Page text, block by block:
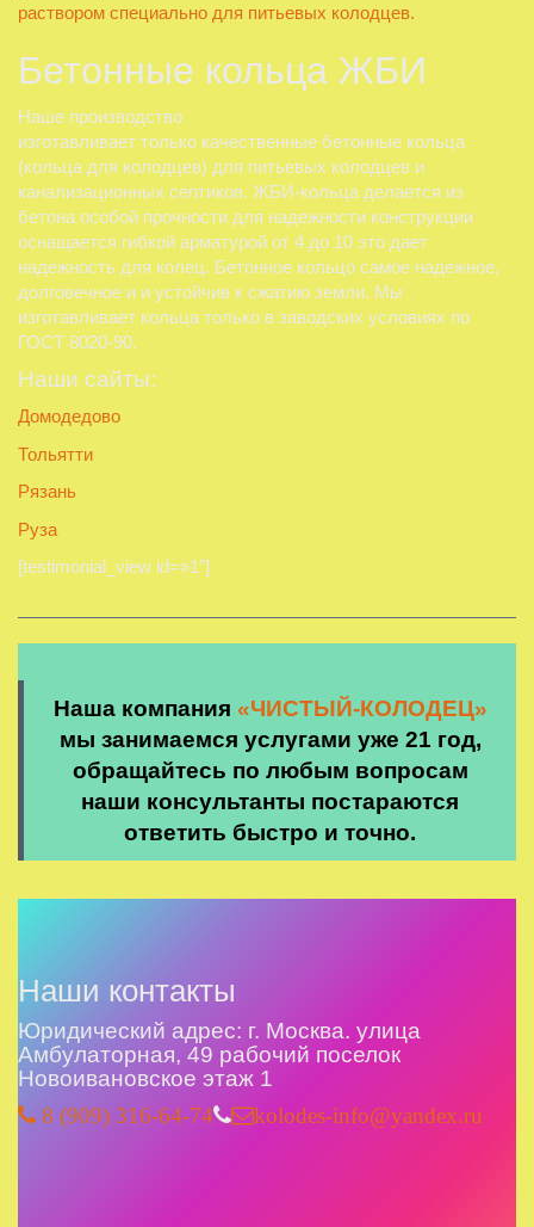
раствором специально для питьевых колодцев.
Бетонные кольца ЖБИ
Наше производство
изготавливает только качественные бетонные кольца
(кольца для колодцев) для питьевых колодцев и
канализационных септиков. ЖБИ-кольца делается из
бетона особой прочности для надежности конструкции
оснащается гибкой арматурой от 4 до 10 это дает
надежность для колец. Бетонное кольцо самое надежное,
долговечное и и устойчив к сжатию земли. Мы
изготавливает кольца только в заводских условиях по
ГОСТ 8020-90.
Наши сайты:
Домодедово
Тольятти
Рязань
Руза
[testimonial_view id=»1″]
Наша компания «ЧИСТЫЙ-КОЛОДЕЦ»
мы занимаемся услугами уже 21 год,
обращайтесь по любым вопросам
наши консультанты постараются
ответить быстро и точно.
Наши контакты
Юридический адрес: г. Москва. улица
Амбулаторная, 49 рабочий поселок
Новоивановское этаж 1
8 (909) 316-64-74 kolodes-info@yandex.ru